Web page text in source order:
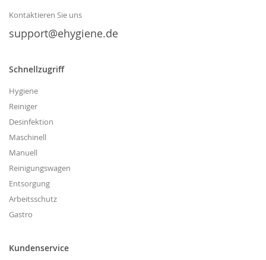
Kontaktieren Sie uns
support@ehygiene.de
Schnellzugriff
Hygiene
Reiniger
Desinfektion
Maschinell
Manuell
Reinigungswagen
Entsorgung
Arbeitsschutz
Gastro
Kundenservice